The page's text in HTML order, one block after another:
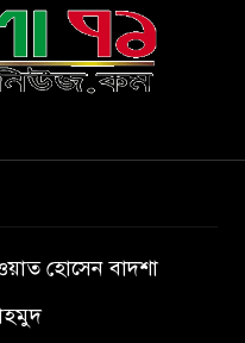
হোসেন বাদশা